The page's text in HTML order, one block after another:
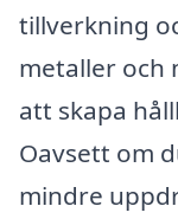
tillverkning
metaller och
att skapa
Oavsett om
mindre